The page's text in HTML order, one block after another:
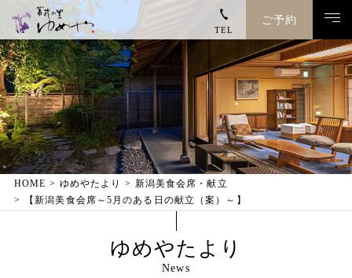
TEL
ご予約
トップページ
ゆめやのこと
客室
HOME ゆめやたより
新潟美食会席・献立
【新潟美食会席～5月のある日の献立（案）～】
ゆめやたより
News